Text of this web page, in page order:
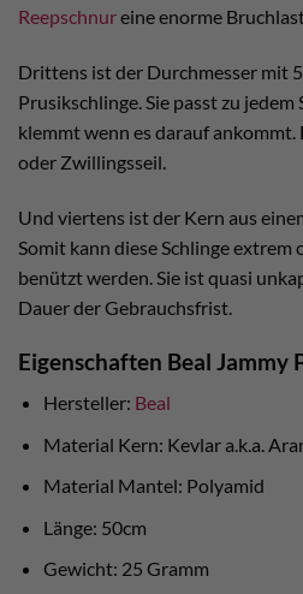
Reepschnureine enorme
Drittens ist der Durchmesser mit
Prusikschlinge. Sie passt zu
klemmt wenn es darauf ankommt.
oder Zwillingsseil.
Und viertens ist der Kern aus
Somit kann diese Schlinge
benützt werden. Sie ist quasi
Dauer der Gebrauchsfrist.
Eigenschaften Beal Jammy
Hersteller: Beal
Material Kern: Kevlar a.k.a.
Material Mantel: Polyamid
Länge: 50cm
Gewicht: 25 Gramm